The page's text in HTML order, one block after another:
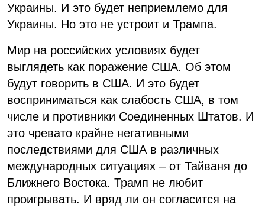
Украины. И это будет неприемлемо для
Украины. Но это не устроит и Трампа.
Мир на российских условиях будет
выглядеть как поражение США. Об этом
будут говорить в США. И это будет
восприниматься как слабость США, в том
числе и противники Соединенных Штатов. И
это чревато крайне негативными
последствиями для США в различных
международных ситуациях – от Тайваня до
Ближнего Востока. Трамп не любит
проигрывать. И вряд ли он согласится на